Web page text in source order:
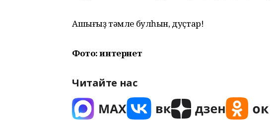
Ашығыҙ тәмле булһын, дуҫтар!
Фото: интернет
Читайте нас